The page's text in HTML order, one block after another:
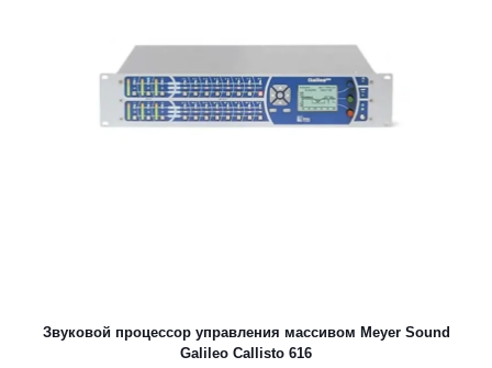
Звуковой процессор управления массивом Meyer Sound
Galileo Callisto 616